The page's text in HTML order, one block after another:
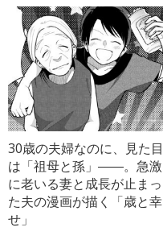
30歳の夫婦なのに、見た目
は「祖母と孫」――。急激
に老いる妻と成長が止まっ
た夫の漫画が描く「歳と幸
せ」